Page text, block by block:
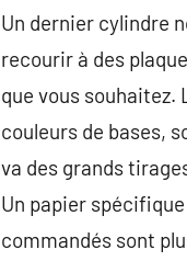
Un dernier cylindre
recourir à des
que vous souhaitez.
couleurs de bases,
va des grands
Un papier
commandés sont